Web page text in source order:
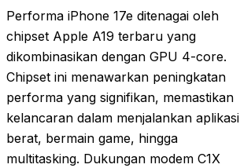
Performa iPhone 17e ditenagai oleh
chipset Apple A19 terbaru yang
dikombinasikan dengan GPU 4-core.
Chipset ini menawarkan peningkatan
performa yang signifikan, memastikan
kelancaran dalam menjalankan aplikasi
berat, bermain game, hingga
multitasking. Dukungan modem C1X